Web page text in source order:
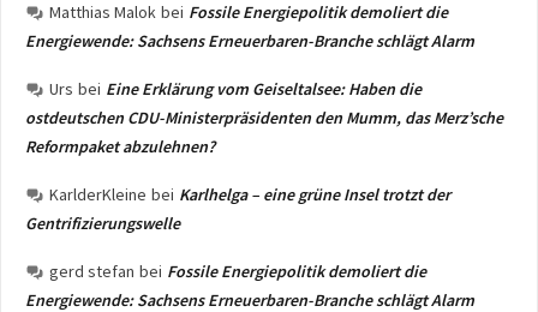
Matthias Malok bei Fossile Energiepolitik demoliert die
Energiewende: Sachsens Erneuerbaren-Branche schlägt Alarm
Urs bei Eine Erklärung vom Geiseltalsee: Haben die
ostdeutschen CDU-Ministerpräsidenten den Mumm, das Merz’sche
Reformpaket abzulehnen?
KarlderKleine bei Karlhelga – eine grüne Insel trotzt der
Gentrifizierungswelle
gerd stefan bei Fossile Energiepolitik demoliert die
Energiewende: Sachsens Erneuerbaren-Branche schlägt Alarm